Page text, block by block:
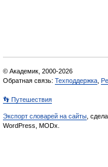
© Академик, 2000-2026
Обратная связь: Техподдержка
👣 Путешествия
Экспорт словарей на сайты ,
WordPress, MODx.